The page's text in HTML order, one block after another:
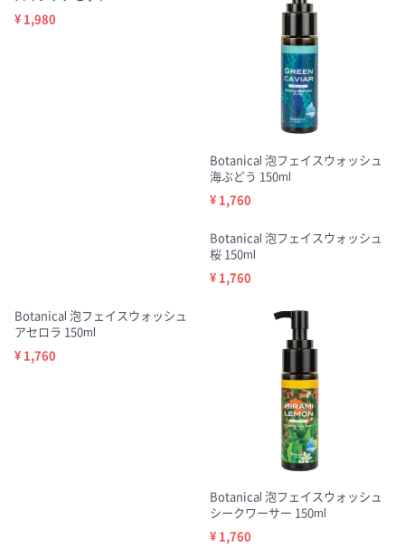
¥ 1,980
Botanical 泡フェイスウォッシュ
海ぶどう 150ml
¥ 1,760
Botanical 泡フェイスウォッシュ
桜 150ml
¥ 1,760
Botanical 泡フェイスウォッシュ
アセロラ 150ml
¥ 1,760
Botanical 泡フェイスウォッシュ
シークワーサー 150ml
¥ 1,760